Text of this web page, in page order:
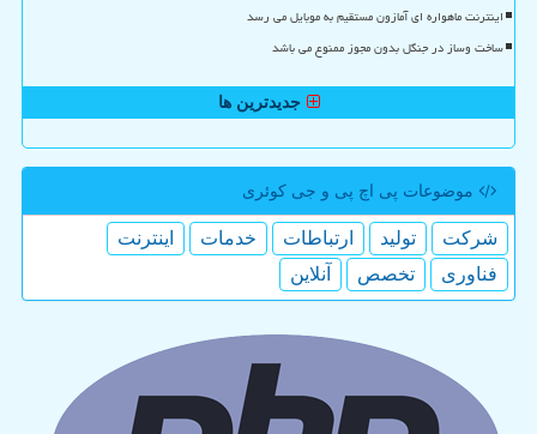
اینترنت ماهواره ای آمازون مستقیم به موبایل می رسد
ساخت وساز در جنگل بدون مجوز ممنوع می باشد
جدیدترین ها
موضوعات پی اچ پی و جی كوئری
شركت تولید ارتباطات خدمات
اینترنت
فناوری
تخصص آنلاین